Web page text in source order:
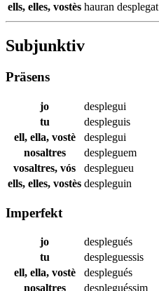
ells, elles, vostès hauran desplegat
Subjunktiv
Präsens
jo
desplegui
tu
despleguis
ell, ella, vostè
desplegui
nosaltres
despleguem
vosaltres, vós
desplegueu
ells, elles, vostès despleguin
Imperfekt
jo
desplegués
tu
despleguessis
ell, ella, vostè
desplegués
nosaltres
despleguéssim